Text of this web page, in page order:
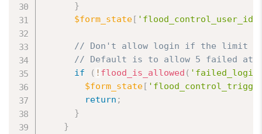
}
$form_state[
// Don't allow login if the limit for
// Default is to allow 5 failed
if
( ! flood_is_allowed (
$form_state[
return ;
}
}